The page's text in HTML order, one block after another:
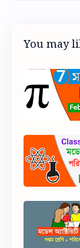
You may